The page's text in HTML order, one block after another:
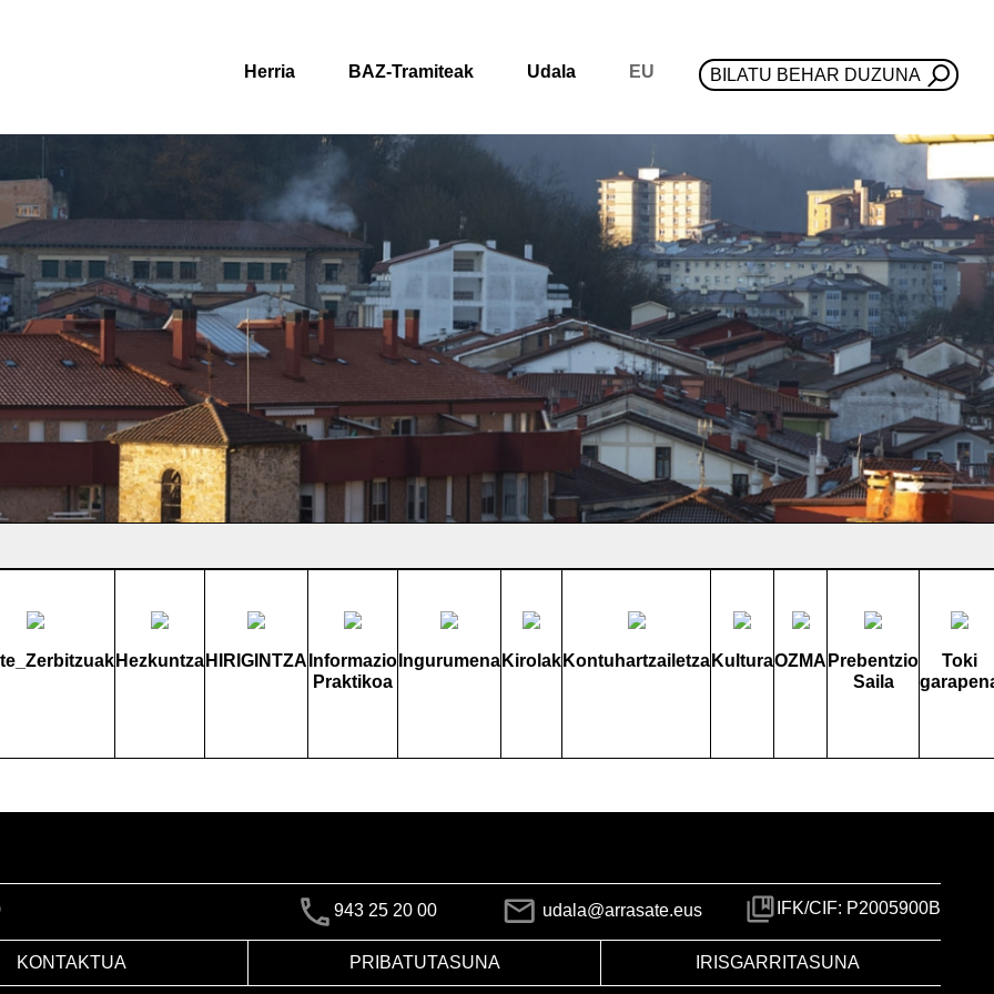
Herria BAZ-Tramiteak Udala EU BILATU BEHAR DUZUNA
Hezkuntza HIRIGINTZA Informazio
Praktikoa
Ingurumena Kirolak Kontuhartzailetza KulturaOZMA Prebentzio
Saila
Toki
943 25 20 00 udala@arrasate.eus IFK/CIF: P2005900B
KONTAKTUA PRIBATUTASUNA IRISGARRITASUNA